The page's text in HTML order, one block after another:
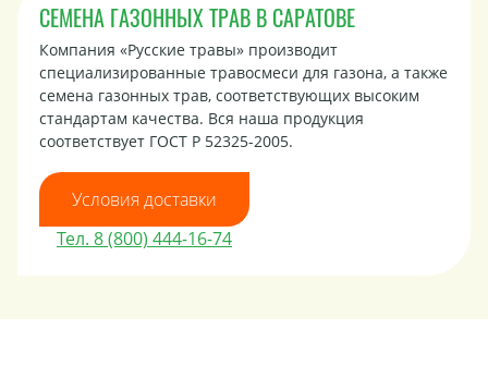
СЕМЕНА ГАЗОННЫХ ТРАВ В САРАТОВЕ
Компания «Русские травы» производит
специализированные травосмеси для газона, а также
семена газонных трав, соответствующих высоким
стандартам качества. Вся наша продукция
соответствует ГОСТ Р 52325-2005.
Условия доставки
Тел. 8 (800) 444-16-74